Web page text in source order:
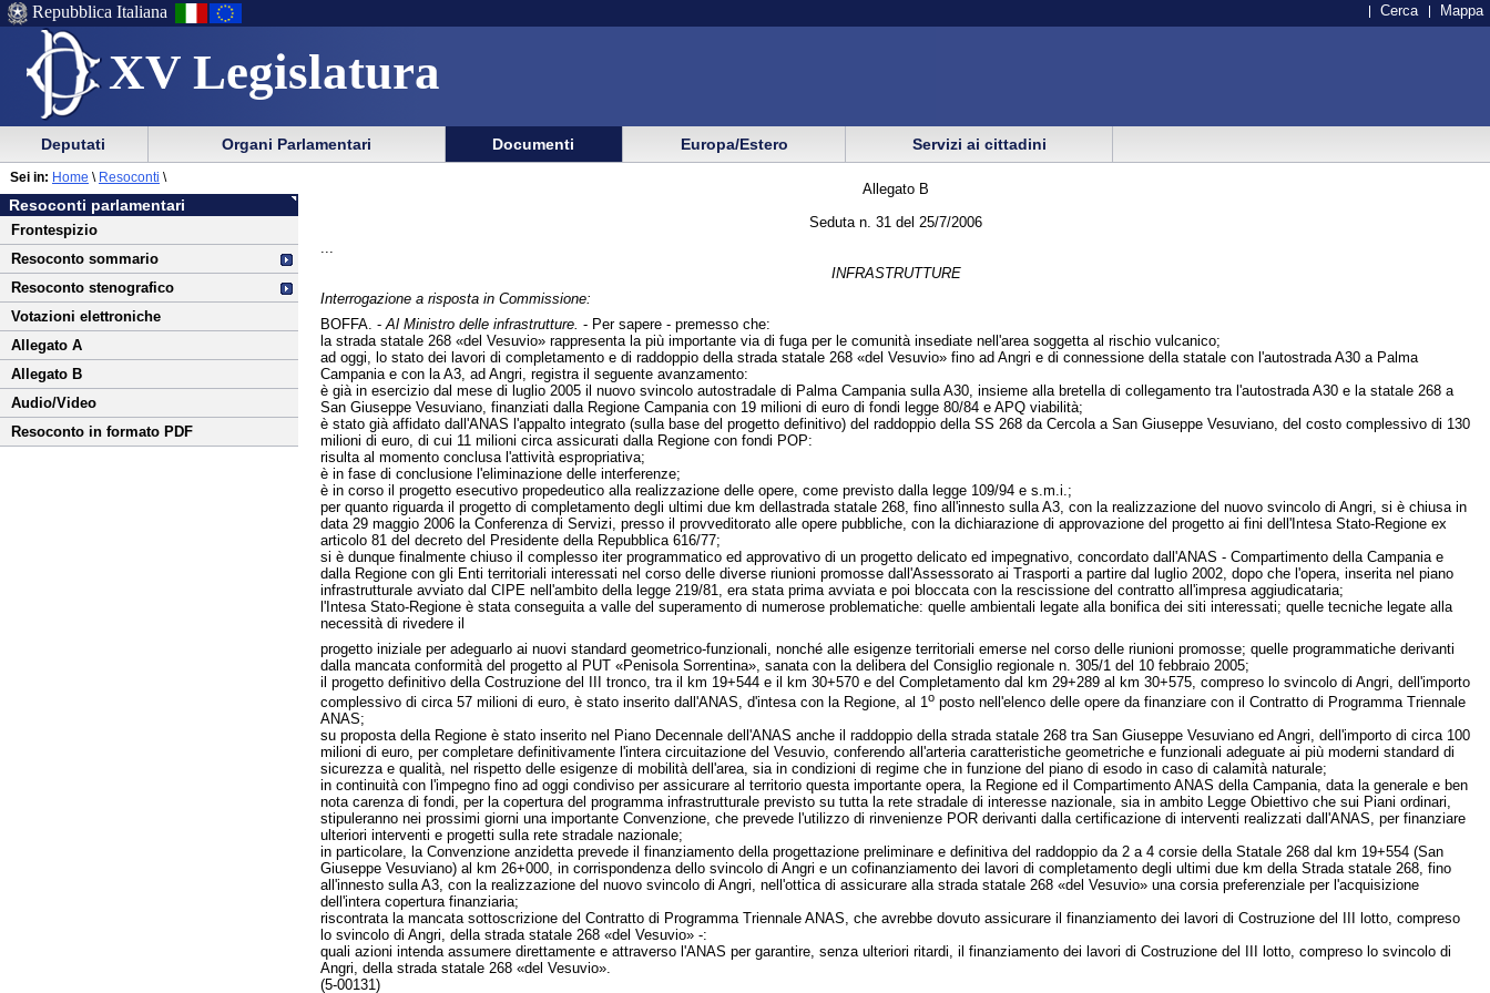
XV Legislatura
Menu
di
ausilio
alla
navigazione
Menu
di
navigazione
principale
Repubblica Italiana Cerca Mappa
Menu
di
navigazione
principale
menu
di
sezione
Deputati Organi Parlamentari Documenti Europa/Estero Servizi ai cittadini
Vai
al
contenuto
Resoconti parlamentari
Frontespizio
Resoconto sommario
Resoconto stenografico
Votazioni elettroniche
Allegato A
Allegato B
Audio/Video
Resoconto in formato PDF
Sei in: Home \ Resoconti \
Allegato B
Seduta n. 31 del 25/7/2006
INFRASTRUTTURE
Interrogazione a risposta in Commissione:
BOFFA. - Al Ministro delle infrastrutture. - Per sapere - premesso che:
la strada statale 268 «del Vesuvio» rappresenta la più importante via di fuga per le comunità insediate nell'area soggetta al rischio vulcanico;
ad oggi, lo stato dei lavori di completamento e di raddoppio della strada statale 268 «del Vesuvio» fino ad Angri e di connessione della statale con l'autostrada A30 a Palma
Campania e con la A3, ad Angri, registra il seguente avanzamento:
è già in esercizio dal mese di luglio 2005 il nuovo svincolo autostradale di Palma Campania sulla A30, insieme alla bretella di collegamento tra l'autostrada A30 e la statale 268 a
San Giuseppe Vesuviano, finanziati dalla Regione Campania con 19 milioni di euro di fondi legge 80/84 e APQ viabilità;
è stato già affidato dall'ANAS l'appalto integrato (sulla base del progetto definitivo) del raddoppio della SS 268 da Cercola a San Giuseppe Vesuviano, del costo complessivo di 130
milioni di euro, di cui 11 milioni circa assicurati dalla Regione con fondi POP:
risulta al momento conclusa l'attività espropriativa;
è in fase di conclusione l'eliminazione delle interferenze;
è in corso il progetto esecutivo propedeutico alla realizzazione delle opere, come previsto dalla legge 109/94 e s.m.i.;
per quanto riguarda il progetto di completamento degli ultimi due km dellastrada statale 268, fino all'innesto sulla A3, con la realizzazione del nuovo svincolo di Angri, si è chiusa in
data 29 maggio 2006 la Conferenza di Servizi, presso il provveditorato alle opere pubbliche, con la dichiarazione di approvazione del progetto ai fini dell'Intesa Stato-Regione ex
articolo 81 del decreto del Presidente della Repubblica 616/77;
si è dunque finalmente chiuso il complesso iter programmatico ed approvativo di un progetto delicato ed impegnativo, concordato dall'ANAS - Compartimento della Campania e
dalla Regione con gli Enti territoriali interessati nel corso delle diverse riunioni promosse dall'Assessorato ai Trasporti a partire dal luglio 2002, dopo che l'opera, inserita nel piano
infrastrutturale avviato dal CIPE nell'ambito della legge 219/81, era stata prima avviata e poi bloccata con la rescissione del contratto all'impresa aggiudicataria;
l'Intesa Stato-Regione è stata conseguita a valle del superamento di numerose problematiche: quelle ambientali legate alla bonifica dei siti interessati; quelle tecniche legate alla
necessità di rivedere il
progetto iniziale per adeguarlo ai nuovi standard geometrico-funzionali, nonché alle esigenze territoriali emerse nel corso delle riunioni promosse; quelle programmatiche derivanti
dalla mancata conformità del progetto al PUT «Penisola Sorrentina», sanata con la delibera del Consiglio regionale n. 305/1 del 10 febbraio 2005;
il progetto definitivo della Costruzione del III tronco, tra il km 19+544 e il km 30+570 e del Completamento dal km 29+289 al km 30+575, compreso lo svincolo di Angri, dell'importo
complessivo di circa 57 milioni di euro, è stato inserito dall'ANAS, d'intesa con la Regione, al 1 oposto nell'elenco delle opere da finanziare con il Contratto di Programma Triennale
ANAS;
su proposta della Regione è stato inserito nel Piano Decennale dell'ANAS anche il raddoppio della strada statale 268 tra San Giuseppe Vesuviano ed Angri, dell'importo di circa 100
milioni di euro, per completare definitivamente l'intera circuitazione del Vesuvio, conferendo all'arteria caratteristiche geometriche e funzionali adeguate ai più moderni standard di
sicurezza e qualità, nel rispetto delle esigenze di mobilità dell'area, sia in condizioni di regime che in funzione del piano di esodo in caso di calamità naturale;
in continuità con l'impegno fino ad oggi condiviso per assicurare al territorio questa importante opera, la Regione ed il Compartimento ANAS della Campania, data la generale e ben
nota carenza di fondi, per la copertura del programma infrastrutturale previsto su tutta la rete stradale di interesse nazionale, sia in ambito Legge Obiettivo che sui Piani ordinari,
stipuleranno nei prossimi giorni una importante Convenzione, che prevede l'utilizzo di rinvenienze POR derivanti dalla certificazione di interventi realizzati dall'ANAS, per finanziare
ulteriori interventi e progetti sulla rete stradale nazionale;
in particolare, la Convenzione anzidetta prevede il finanziamento della progettazione preliminare e definitiva del raddoppio da 2 a 4 corsie della Statale 268 dal km 19+554 (San
Giuseppe Vesuviano) al km 26+000, in corrispondenza dello svincolo di Angri e un cofinanziamento dei lavori di completamento degli ultimi due km della Strada statale 268, fino
all'innesto sulla A3, con la realizzazione del nuovo svincolo di Angri, nell'ottica di assicurare alla strada statale 268 «del Vesuvio» una corsia preferenziale per l'acquisizione
dell'intera copertura finanziaria;
riscontrata la mancata sottoscrizione del Contratto di Programma Triennale ANAS, che avrebbe dovuto assicurare il finanziamento dei lavori di Costruzione del III lotto, compreso
lo svincolo di Angri, della strada statale 268 «del Vesuvio» -:
quali azioni intenda assumere direttamente e attraverso l'ANAS per garantire, senza ulteriori ritardi, il finanziamento dei lavori di Costruzione del III lotto, compreso lo svincolo di
Angri, della strada statale 268 «del Vesuvio».
(5-00131)